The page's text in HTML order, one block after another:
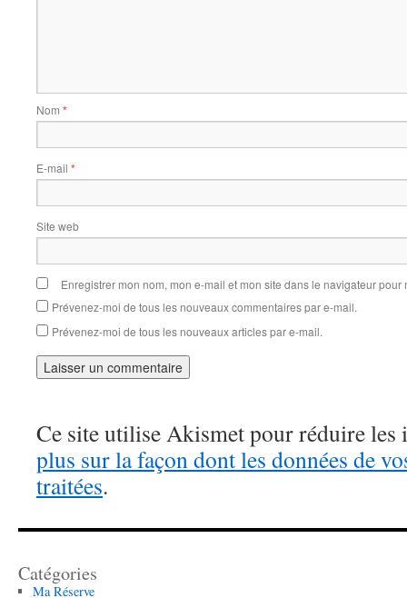
Nom *
E-mail *
Site web
Enregistrer mon nom, mon e-mail et mon site dans le navigateur
Prévenez-moi de tous les nouveaux commentaires par e-mail.
Prévenez-moi de tous les nouveaux articles par e-mail.
Ce site utilise Akismet pour réduire les
plus sur la façon dont les données de
traitées.
Catégories
Ma Réserve